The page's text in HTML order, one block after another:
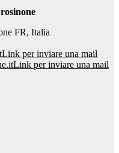
FR, Italia
Link per inviare una mail
Link per inviare una mail